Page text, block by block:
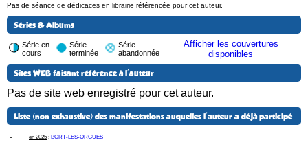
Pas de séance de dédicaces en librairie référencée pour cet auteur.
Séries & Albums
Série en
cours
Série
terminée
Série
abandonnée
Afficher les couvertures
disponibles
Sites WEB faisant référence à l'auteur
Pas de site web enregistré pour cet auteur.
Liste (non exhaustive) des manifestations auquelles l'auteur a déjà participé
en 2025 : BORT-LES-ORGUES